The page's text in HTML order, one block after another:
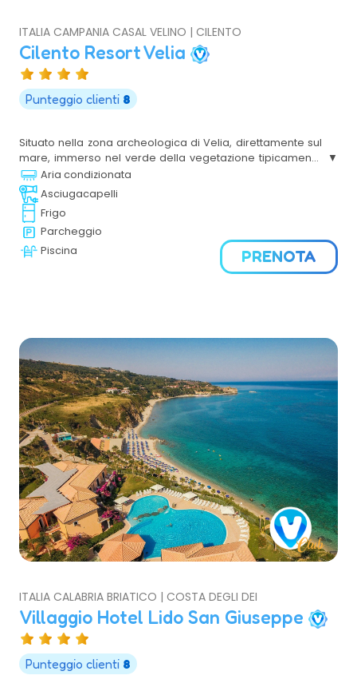
ITALIA CAMPANIA CASAL VELINO | CILENTO
Cilento Resort Velia
Punteggio clienti 8
Situato nella zona archeologica di Velia, direttamente sul
mare, immerso nel verde della vegetazione tipicamente
mediterranea. La grande piscina attrezzata e la comoda
spiaggia privata la rendono ideale per famiglie con
bambini. sicuri in cui muoversi.
Aria condizionata
Asciugacapelli
Frigo
Parcheggio
Piscina
PRENOTA
ITALIA CALABRIA BRIATICO | COSTA DEGLI DEI
Villaggio Hotel Lido San Giuseppe
Punteggio clienti 8